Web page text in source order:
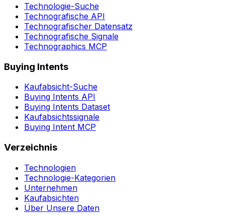
Technologie-Suche
Technografische API
Technografischer Datensatz
Technografische Signale
Technographics MCP
Buying Intents
Kaufabsicht-Suche
Buying Intents API
Buying Intents Dataset
Kaufabsichtssignale
Buying Intent MCP
Verzeichnis
Technologien
Technologie-Kategorien
Unternehmen
Kaufabsichten
Über Unsere Daten